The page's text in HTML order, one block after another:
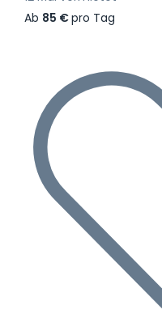
Ab 85 €pro Tag